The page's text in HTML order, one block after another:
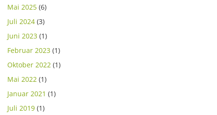
Mai 2025 (6)
Juli 2024 (3)
Juni 2023 (1)
Februar 2023 (1)
Oktober 2022 (1)
Mai 2022 (1)
Januar 2021 (1)
Juli 2019 (1)